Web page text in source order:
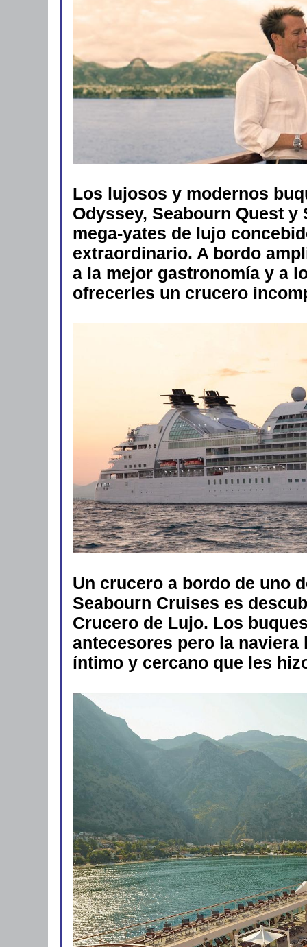
Los lujosos y modernos
Odyssey, Seabourn Quest
mega-yates de lujo
extraordinario. A bordo
a la mejor gastronomía y a
ofrecerles un crucero
Un crucero a bordo de uno
Seabourn Cruises es
Crucero de Lujo. Los
antecesores pero la naviera
íntimo y cercano que les